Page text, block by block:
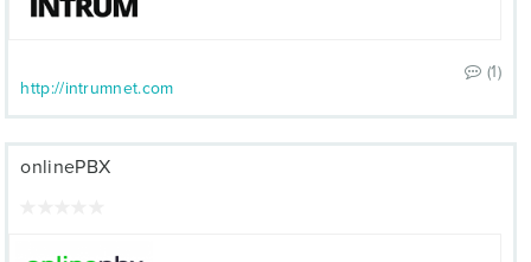
(1)
http://intrumnet.com
onlinePBX